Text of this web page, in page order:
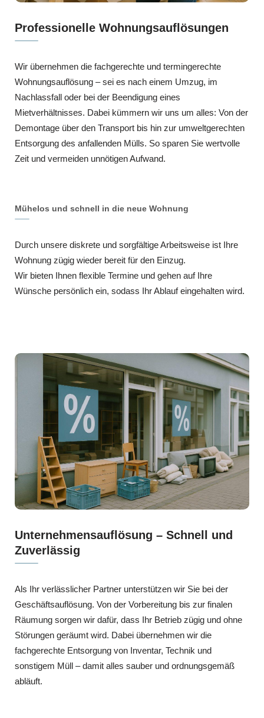
Professionelle Wohnungsauflösungen
Wir übernehmen die fachgerechte und termingerechte
Wohnungsauflösung – sei es nach einem Umzug, im
Nachlassfall oder bei der Beendigung eines
Mietverhältnisses. Dabei kümmern wir uns um alles: Von der
Demontage über den Transport bis hin zur umweltgerechten
Entsorgung des anfallenden Mülls. So sparen Sie wertvolle
Zeit und vermeiden unnötigen Aufwand.
Mühelos und schnell in die neue Wohnung
Durch unsere diskrete und sorgfältige Arbeitsweise ist Ihre
Wohnung zügig wieder bereit für den Einzug.
Wir bieten Ihnen flexible Termine und gehen auf Ihre
Wünsche persönlich ein, sodass Ihr Ablauf eingehalten wird.
Unternehmensauflösung – Schnell und
Zuverlässig
Als Ihr verlässlicher Partner unterstützen wir Sie bei der
Geschäftsauflösung. Von der Vorbereitung bis zur finalen
Räumung sorgen wir dafür, dass Ihr Betrieb zügig und ohne
Störungen geräumt wird. Dabei übernehmen wir die
fachgerechte Entsorgung von Inventar, Technik und
sonstigem Müll – damit alles sauber und ordnungsgemäß
abläuft.